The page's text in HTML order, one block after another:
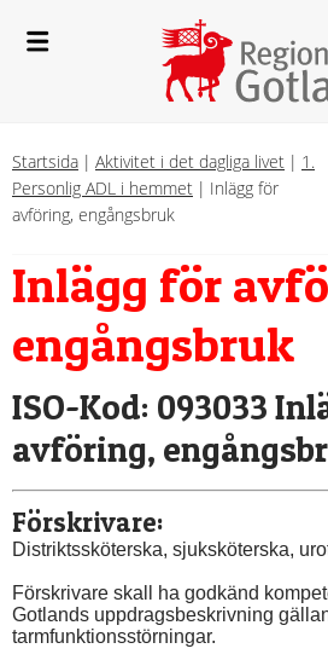
Startsida | Aktivitet i det dagliga livet | 1.
Personlig ADL i hemmet | Inlägg för
avföring, engångsbruk
Inlägg för
engångsbruk
ISO-Kod: 093033
avföring,
Förskrivare:
Distriktssköterska, sjuksköterska,
Förskrivare skall ha godkänd
Gotlands uppdragsbeskrivning
tarmfunktionsstörningar.